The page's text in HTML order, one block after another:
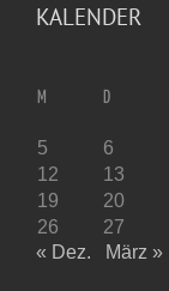
KALENDER
M D
5
6
12
13
19
20
26
27
« Dez.
März »